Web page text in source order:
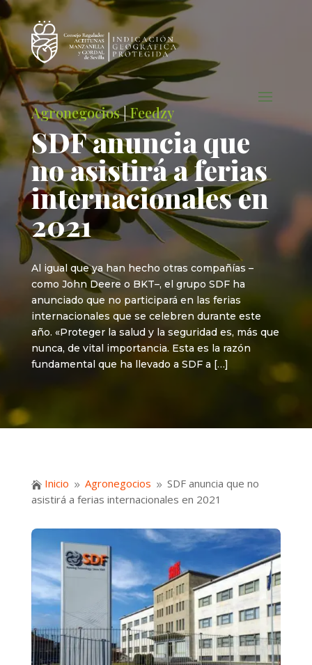
Agronegocios|Feedzy
SDF anuncia que
no asistirá a ferias
internacionales en
2021
Al igual que ya han hecho otras compañías –
como John Deere o BKT–, el grupo SDF ha
anunciado que no participará en las ferias
internacionales que se celebren durante este
año. «Proteger la salud y la seguridad es, más que
nunca, de vital importancia. Esta es la razón
fundamental que ha llevado a SDF a […]
 Inicio 9 Agronegocios 9 SDF anuncia que no
asistirá a ferias internacionales en 2021